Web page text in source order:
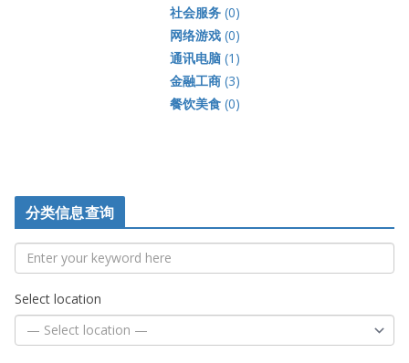
社会服务(0)
网络游戏(0)
通讯电脑(1)
金融工商(3)
餐饮美食(0)
分类信息查询
Select location